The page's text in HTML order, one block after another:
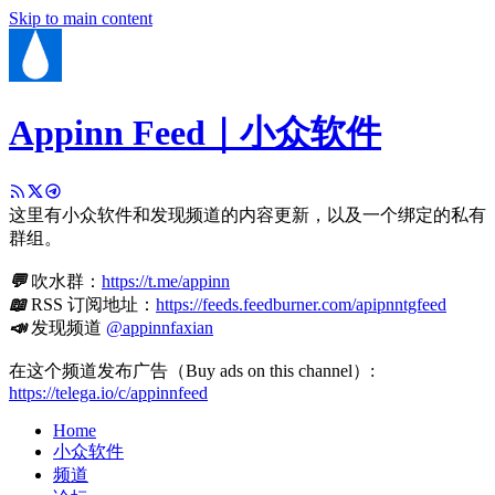
Skip to main content
Appinn Feed｜小众软件
这里有小众软件和发现频道的内容更新，以及一个绑定的私有
群组。
💬吹水群： https://t.me/appinn
📖RSS 订阅地址： https://feeds.feedburner.com/apipnntgfeed
📣发现频道 @appinnfaxian
在这个频道发布广告（Buy ads on this channel）:
https://telega.io/c/appinnfeed
Home
小众软件
频道